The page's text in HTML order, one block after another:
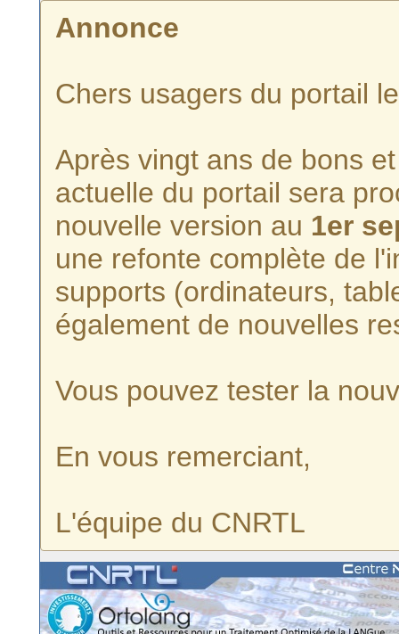
Annonce
Chers usagers du portail
Après vingt ans de bons
actuelle du portail sera
nouvelle version au 1er
une refonte complète de
supports (ordinateurs,
également de nouvelles
Vous pouvez tester la
En vous remerciant,
L'équipe du CNRTL